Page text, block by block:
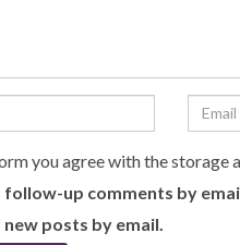
you agree with the storage
up comments by
posts by email.